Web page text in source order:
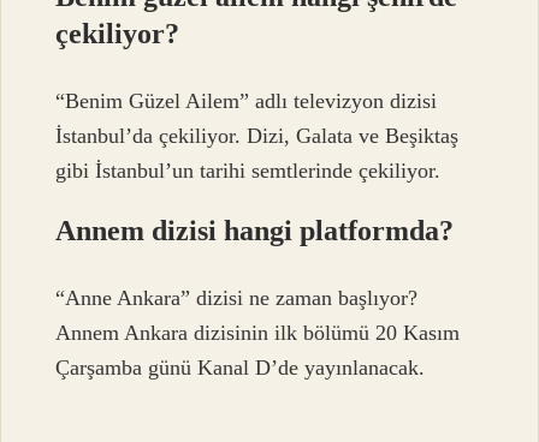
çekiliyor?
“Benim Güzel Ailem” adlı televizyon dizisi
İstanbul’da çekiliyor. Dizi, Galata ve Beşiktaş
gibi İstanbul’un tarihi semtlerinde çekiliyor.
Annem dizisi hangi platformda?
“Anne Ankara” dizisi ne zaman başlıyor?
Annem Ankara dizisinin ilk bölümü 20 Kasım
Çarşamba günü Kanal D’de yayınlanacak.